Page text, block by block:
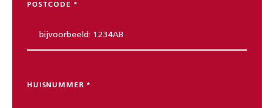
POSTCODE
HUISNUMMER